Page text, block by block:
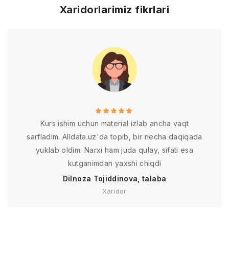
Xaridorlarimiz fikrlari
Kurs ishim uchun material izlab ancha vaqt
sarfladim. Alldata.uz'da topib, bir necha daqiqada
yuklab oldim. Narxi ham juda qulay, sifati esa
kutganimdan yaxshi chiqdi
Dilnoza Tojiddinova, talaba
Xaridor